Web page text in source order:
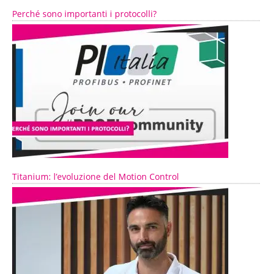
Perché sono importanti i protocolli?
Titanium: l’evoluzione del Motion Control